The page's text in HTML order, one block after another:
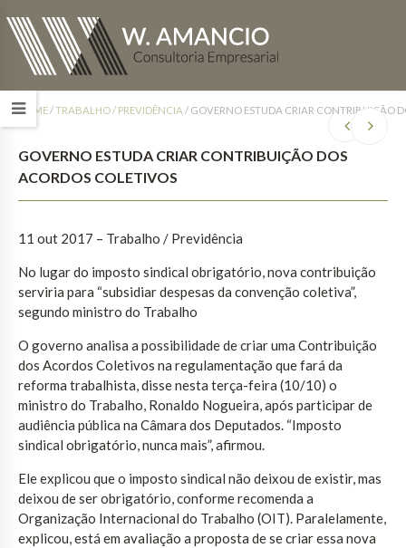
HOME/TRABALHO / PREVIDÊNCIA / GOVERNO ESTUDA CRIAR CONTRIBUIÇÃO
GOVERNO ESTUDA CRIAR CONTRIBUIÇÃO DOS
ACORDOS COLETIVOS
11 out 2017 – Trabalho / Previdência
No lugar do imposto sindical obrigatório, nova contribuição
serviria para “subsidiar despesas da convenção coletiva”,
segundo ministro do Trabalho
O governo analisa a possibilidade de criar uma Contribuição
dos Acordos Coletivos na regulamentação que fará da
reforma trabalhista, disse nesta terça-feira (10/10) o
ministro do Trabalho, Ronaldo Nogueira, após participar de
audiência pública na Câmara dos Deputados. “Imposto
sindical obrigatório, nunca mais”, afirmou.
Ele explicou que o imposto sindical não deixou de existir, mas
deixou de ser obrigatório, conforme recomenda a
Organização Internacional do Trabalho (OIT). Paralelamente,
explicou, está em avaliação a proposta de se criar essa nova